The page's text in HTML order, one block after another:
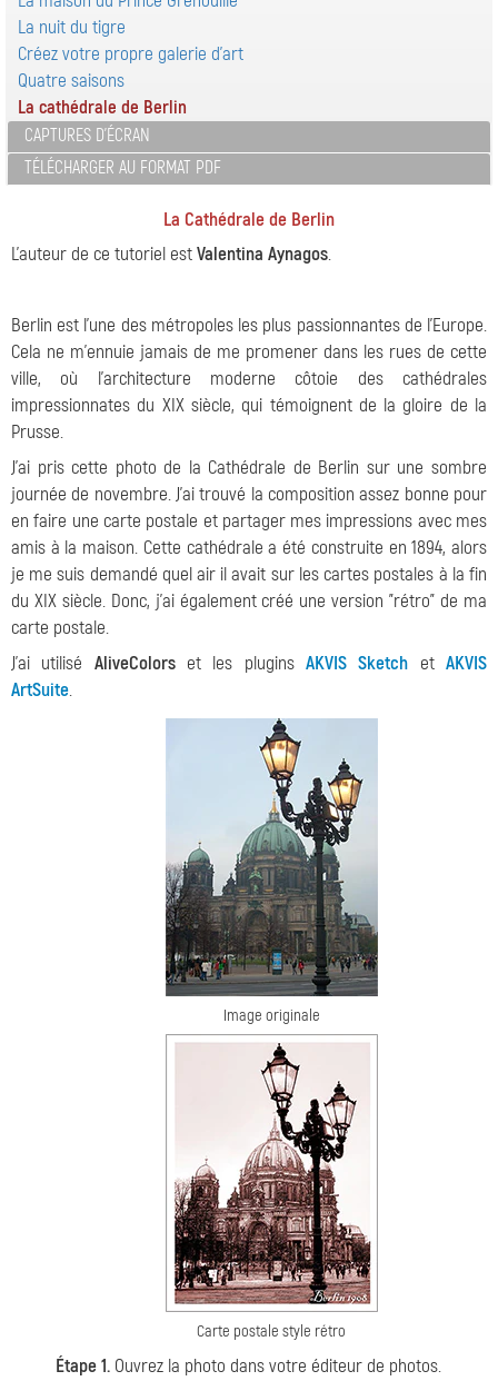
La nuit du tigre
Créez votre propre galerie d'art
Quatre saisons
La cathédrale de Berlin
CAPTURES D'ÉCRAN
TÉLÉCHARGER AU FORMAT PDF
La Cathédrale de Berlin
L'auteur de ce tutoriel estValentina Aynagos.
Berlin est l'une des métropoles les plus passionnantes de l'Europe.
Cela ne m'ennuie jamais de me promener dans les rues de cette
ville, où l'architecture moderne côtoie des cathédrales
impressionnates du XIX siècle, qui témoignent de la gloire de la
Prusse.
J'ai pris cette photo de la Cathédrale de Berlin sur une sombre
journée de novembre. J'ai trouvé la composition assez bonne pour
en faire une carte postale et partager mes impressions avec mes
amis à la maison. Cette cathédrale a été construite en 1894, alors
je me suis demandé quel air il avait sur les cartes postales à la fin
du XIX siècle. Donc, j'ai également créé une version "rétro" de ma
carte postale.
J'ai utilisé AliveColorset les pluginsAKVIS Sketch etAKVIS
ArtSuite.
Image originale
Carte postale style rétro
Étape 1. Ouvrez la photo dans votre éditeur de photos.